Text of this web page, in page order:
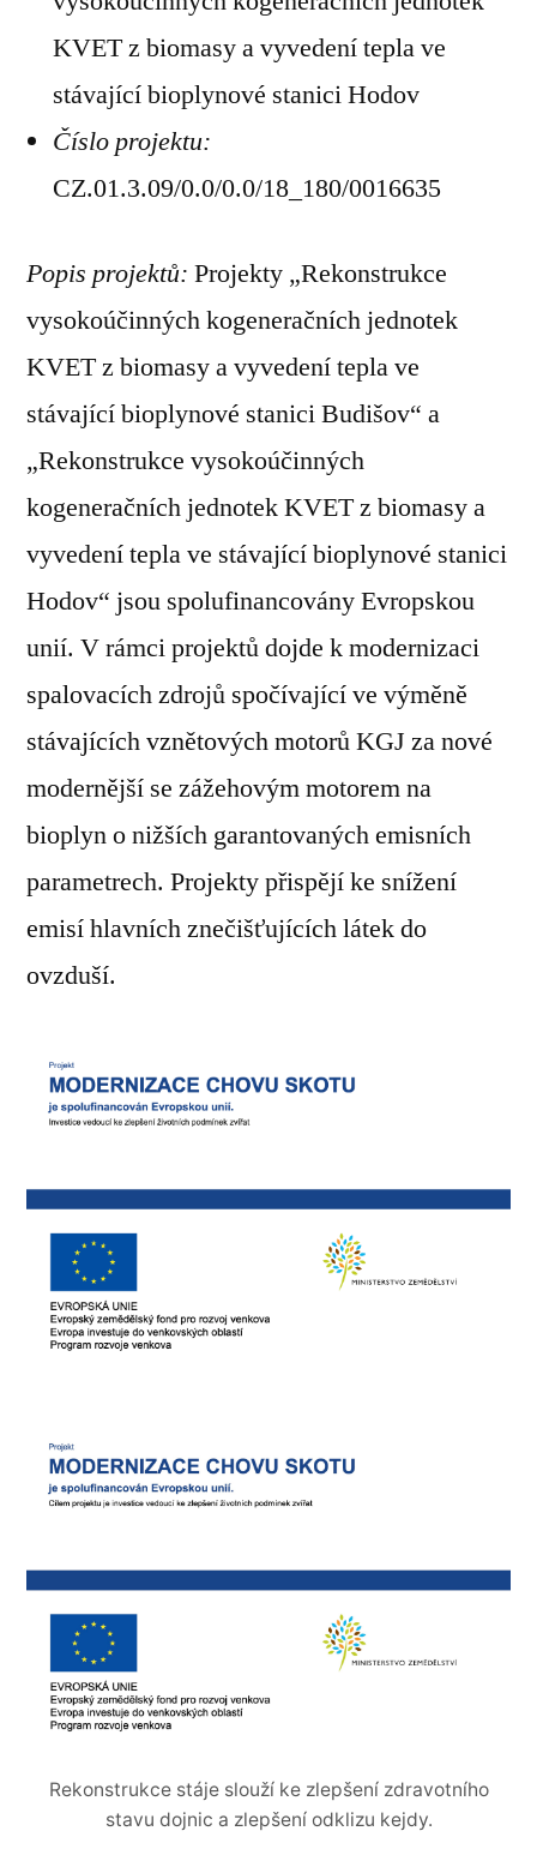
KVET z biomasy a vyvedení tepla ve
stávající bioplynové stanici Hodov
Číslo projektu:
CZ.01.3.09/0.0/0.0/18_180/0016635
Popis projektů: Projekty „Rekonstrukce
vysokoúčinných kogeneračních jednotek
KVET z biomasy a vyvedení tepla ve
stávající bioplynové stanici Budišov“ a
„Rekonstrukce vysokoúčinných
kogeneračních jednotek KVET z biomasy a
vyvedení tepla ve stávající bioplynové stanici
Hodov“ jsou spolufinancovány Evropskou
unií. V rámci projektů dojde k modernizaci
spalovacích zdrojů spočívající ve výměně
stávajících vznětových motorů KGJ za nové
modernější se zážehovým motorem na
bioplyn o nižších garantovaných emisních
parametrech. Projekty přispějí ke snížení
emisí hlavních znečišťujících látek do
ovzduší.
Rekonstrukce stáje slouží ke zlepšení zdravotního
stavu dojnic a zlepšení odklizu kejdy.